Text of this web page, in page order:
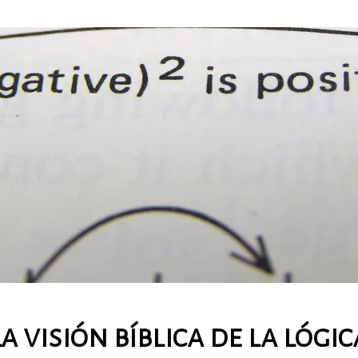
visión bíblica de la